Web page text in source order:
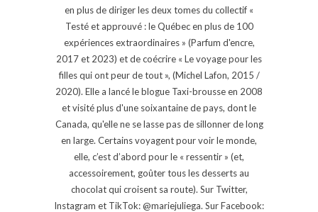
en plus de diriger les deux tomes du collectif «
Testé et approuvé : le Québec en plus de 100
expériences extraordinaires » (Parfum d'encre,
2017 et 2023) et de coécrire « Le voyage pour les
filles qui ont peur de tout », (Michel Lafon, 2015 /
2020). Elle a lancé le blogue Taxi-brousse en 2008
et visité plus d'une soixantaine de pays, dont le
Canada, qu'elle ne se lasse pas de sillonner de long
en large. Certains voyagent pour voir le monde,
elle, c’est d’abord pour le « ressentir » (et,
accessoirement, goûter tous les desserts au
chocolat qui croisent sa route). Sur Twitter,
Instagram et TikTok: @mariejuliega. Sur Facebook: